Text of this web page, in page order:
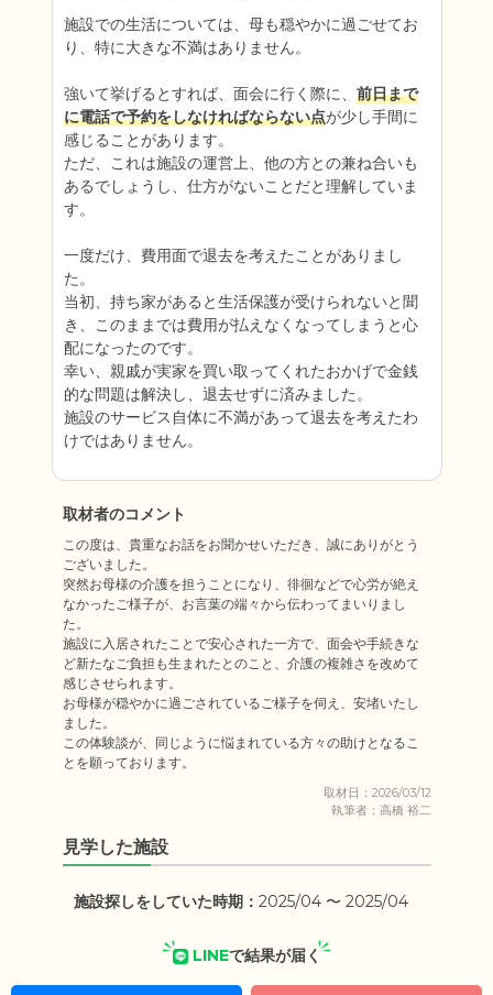
施設での生活については、母も穏やかに過ごせてお
り、特に大きな不満はありません。
強いて挙げるとすれば、面会に行く際に、 前日まで
に電話で予約をしなければならない点が少し手間に
感じることがあります。
ただ、これは施設の運営上、他の方との兼ね合いも
あるでしょうし、仕方がないことだと理解していま
す。
一度だけ、費用面で退去を考えたことがありまし
た。
当初、持ち家があると生活保護が受けられないと聞
き、このままでは費用が払えなくなってしまうと心
配になったのです。
幸い、親戚が実家を買い取ってくれたおかげで金銭
的な問題は解決し、退去せずに済みました。
施設のサービス自体に不満があって退去を考えたわ
けではありません。
取材者のコメント
この度は、貴重なお話をお聞かせいただき、誠にありがとう
ございました。
突然お母様の介護を担うことになり、徘徊などで心労が絶え
なかったご様子が、お言葉の端々から伝わってまいりまし
た。
施設に入居されたことで安心された一方で、面会や手続きな
ど新たなご負担も生まれたとのこと、介護の複雑さを改めて
感じさせられます。
お母様が穏やかに過ごされているご様子を伺え、安堵いたし
ました。
この体験談が、同じように悩まれている方々の助けとなるこ
とを願っております。
取材日：2026/03/12
執筆者：高橋 裕二
見学した施設
施設探しをしていた時期： 2025/04 〜 2025/04
LINEで結果が届く